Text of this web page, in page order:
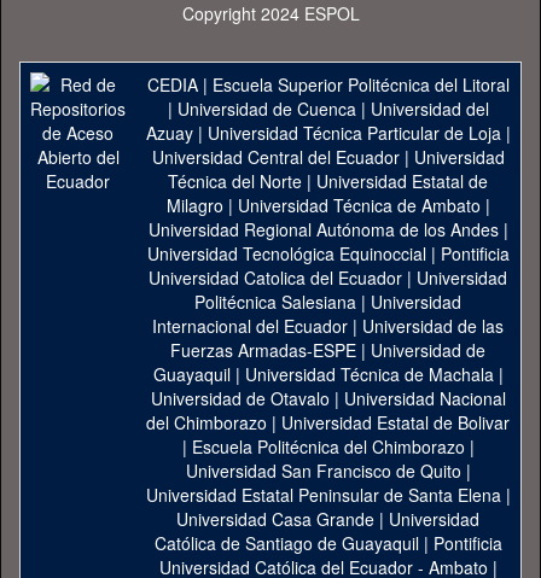
Copyright 2024 ESPOL
CEDIA| Escuela Superior Politécnica del Litoral
| Universidad de Cuenca| Universidad del
Azuay| Universidad Técnica Particular de Loja|
Universidad Central del Ecuador| Universidad
Técnica del Norte | Universidad Estatal de
Milagro | Universidad Técnica de Ambato |
Universidad Regional Autónoma de los Andes|
Universidad Tecnológica Equinoccial| Pontificia
Universidad Catolica del Ecuador | Universidad
Politécnica Salesiana | Universidad
Internacional del Ecuador | Universidad de las
Fuerzas Armadas-ESPE | Universidad de
Guayaquil| Universidad Técnica de Machala|
Universidad de Otavalo | Universidad Nacional
del Chimborazo | Universidad Estatal de Bolivar
| Escuela Politécnica del Chimborazo |
Universidad San Francisco de Quito |
Universidad Estatal Peninsular de Santa Elena|
Universidad Casa Grande | Universidad
Católica de Santiago de Guayaquil| Pontificia
Universidad Católica del Ecuador - Ambato |